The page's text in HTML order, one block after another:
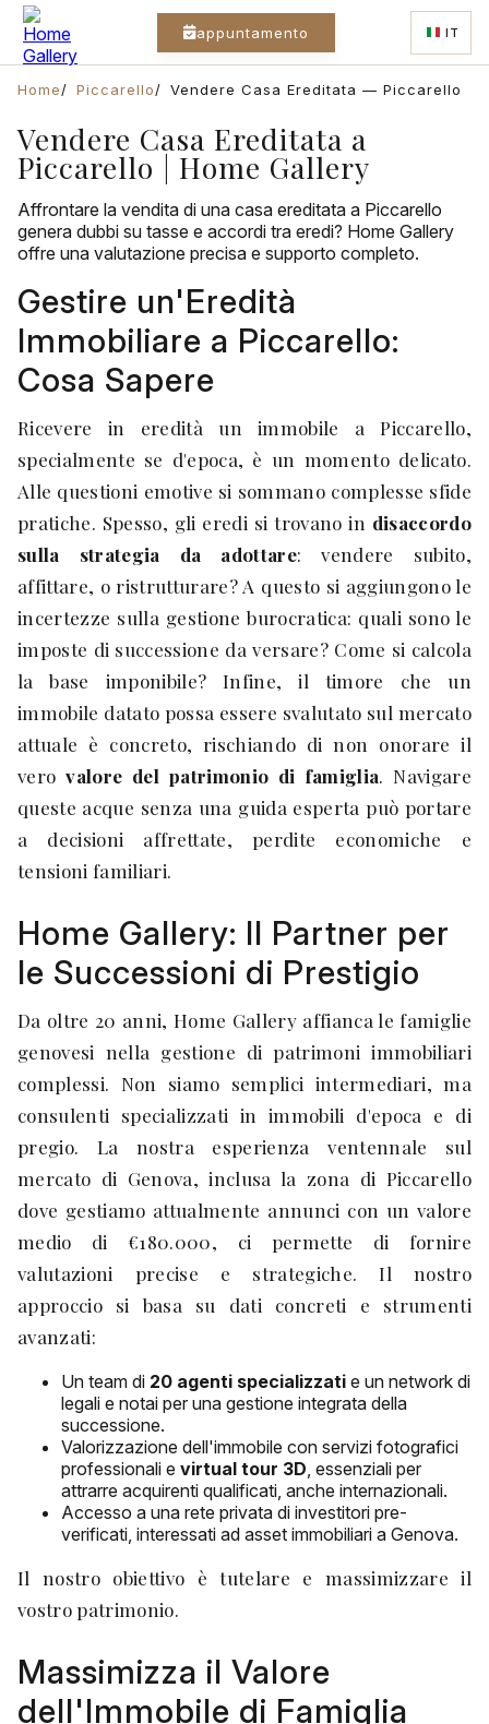
appuntamento IT
Home Piccarello Vendere Casa Ereditata — Piccarello
Vendere Casa Ereditata a
Piccarello | Home Gallery
Affrontare la vendita di una casa ereditata a Piccarello
genera dubbi su tasse e accordi tra eredi? Home Gallery
offre una valutazione precisa e supporto completo.
Gestire un'Eredità
Immobiliare a Piccarello:
Cosa Sapere
Ricevere in eredità un immobile a Piccarello,
specialmente se d'epoca, è un momento delicato.
Alle questioni emotive si sommano complesse sfide
pratiche. Spesso, gli eredi si trovano in disaccordo
sulla strategia da adottare: vendere subito,
affittare, o ristrutturare? A questo si aggiungono le
incertezze sulla gestione burocratica: quali sono le
imposte di successione da versare? Come si calcola
la base imponibile? Infine, il timore che un
immobile datato possa essere svalutato sul mercato
attuale è concreto, rischiando di non onorare il
verovalore del patrimonio di famiglia. Navigare
queste acque senza una guida esperta può portare
a decisioni affrettate, perdite economiche e
tensioni familiari.
Home Gallery: Il Partner per
le Successioni di Prestigio
Da oltre 20 anni, Home Gallery affianca le famiglie
genovesi nella gestione di patrimoni immobiliari
complessi. Non siamo semplici intermediari, ma
consulenti specializzati in immobili d'epoca e di
pregio. La nostra esperienza ventennale sul
mercato di Genova, inclusa la zona di Piccarello
dove gestiamo attualmente annunci con un valore
medio di €180.000, ci permette di fornire
valutazioni precise e strategiche. Il nostro
approccio si basa su dati concreti e strumenti
avanzati:
Un team di 20 agenti specializzati e un network di
legali e notai per una gestione integrata della
successione.
Valorizzazione dell'immobile con servizi fotografici
professionali e virtual tour 3D, essenziali per
attrarre acquirenti qualificati, anche internazionali.
Accesso a una rete privata di investitori pre-
verificati, interessati ad asset immobiliari a Genova.
Il nostro obiettivo è tutelare e massimizzare il
vostro patrimonio.
Massimizza il Valore
dell'Immobile di Famiglia